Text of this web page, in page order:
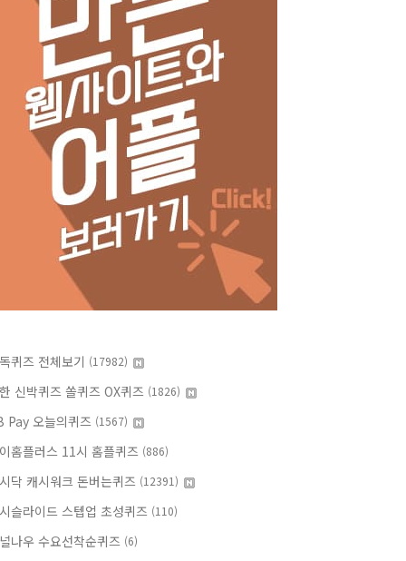
퀴즈 전체보기 (17982)
신박퀴즈 쏠퀴즈 OX퀴즈 (1826)
Pay 오늘의퀴즈 (1567)
홈플러스 11시 홈플퀴즈 (886)
닥 캐시워크 돈버는퀴즈 (12391)
슬라이드 스텝업 초성퀴즈 (110)
나우 수요선착순퀴즈 (6)